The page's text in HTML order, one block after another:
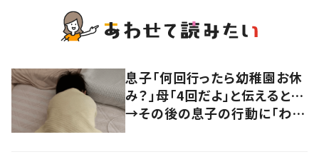
息子「何回行ったら幼稚園お休
み？」母「4回だよ」と伝えると…
→その後の息子の行動に「わか